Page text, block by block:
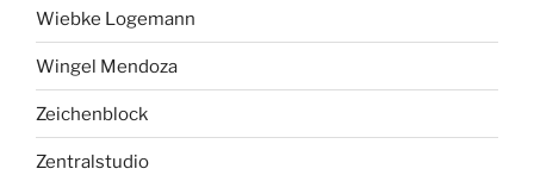
Wiebke Logemann
Wingel Mendoza
Zeichenblock
Zentralstudio